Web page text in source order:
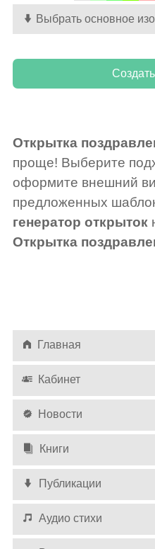
Выбрать основное
Открытка
проще! Выберите
оформите внешний
предложенных
генератор открыток
Открытка
Главная
Кабинет
Новости
Книги
Публикации
Аудио стихи